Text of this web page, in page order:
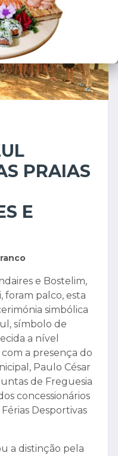
PRAIAS
E
e Bostelim,
foram palco, esta
simbólica
símbolo de
a nível
a presença do
Paulo César
de Freguesia
concessionários
Desportivas
a distinção pela